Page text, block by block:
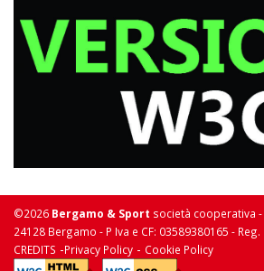
©2026 Bergamo & Sport società cooperativa -
24128 Bergamo - P Iva e CF: 03589380165 -
CREDITS -Privacy Policy - Cookie Policy